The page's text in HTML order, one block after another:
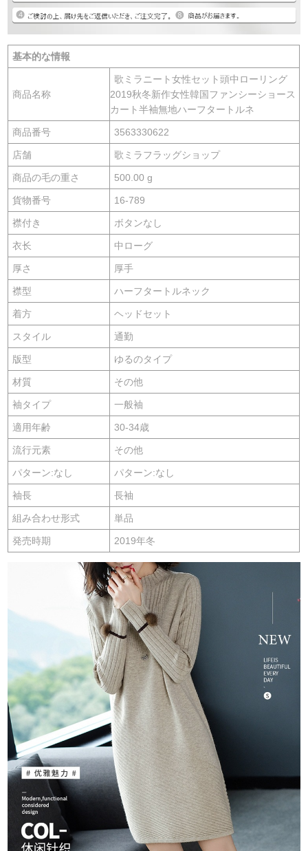
基本的な情報
商品名称
歌ミラニート女性セット頭中ローリング
2019秋冬新作女性韓国ファンシーショース
カート半袖無地ハーフタートルネ
商品番号 3563330622
店舗 歌ミラフラッグショップ
商品の毛の重さ 500.00 g
貨物番号 16-789
襟付き ボタンなし
衣长 中ローグ
厚さ 厚手
襟型 ハーフタートルネック
着方 ヘッドセット
スタイル 通勤
版型 ゆるのタイプ
材質 その他
袖タイプ 一般袖
適用年齢 30-34歳
流行元素 その他
パターン:なし パターン:なし
袖長 長袖
組み合わせ形式 単品
発売時期 2019年冬